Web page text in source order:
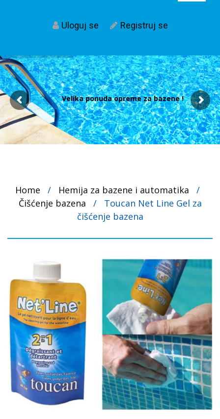
Uloguj se Registruj se
Velika ponuda opreme za bazene !
Home / Hemija za bazene i automatika
/
Čišćenje bazena
/
Toucan Net Line Gel za
čišćenje bazena